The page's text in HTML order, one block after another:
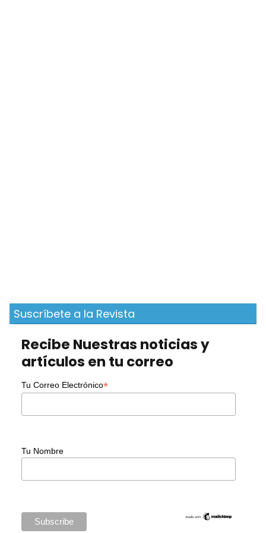
Suscríbete a la Revista
Recibe Nuestras noticias y
artículos en tu correo
Tu Correo Electrónico*
Tu Nombre